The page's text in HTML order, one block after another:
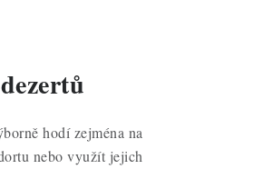
hodí zejména na
nebo využít jejich